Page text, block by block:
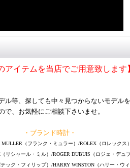
アイテムを当店でご用意致します
等、探しても中々見つからないモデル
、お気軽にご相談下さいませ。
・ブランド時計・
（フランク・ミュラー）/ROLEX（ロレックス
リシャール・ミル）/ROGER DUBUIS（ロジェ・デュ
ック・フィリップ）/HARRY WINSTON（ハリー・ウ